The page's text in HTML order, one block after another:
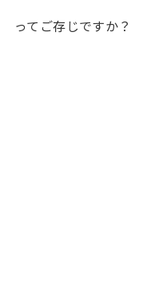
ってご存じですか？